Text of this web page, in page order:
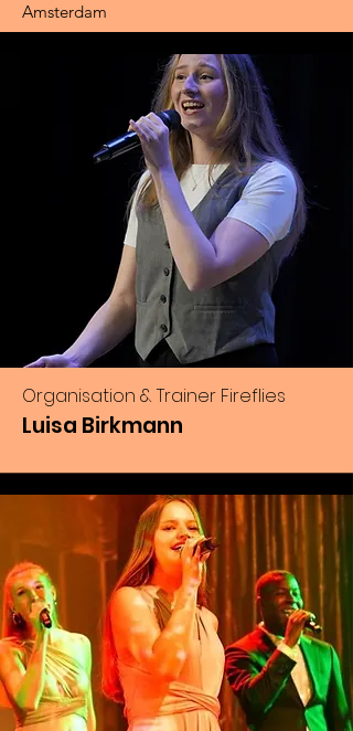
Amsterdam
Organisation & Trainer Fireflies
Luisa Birkmann